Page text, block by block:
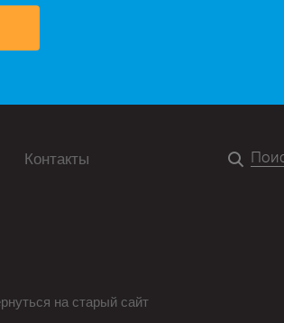
Контакты
на старый сайт